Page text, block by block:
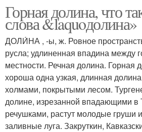
Горная долина, что
слова &laquoдолина»
ДОЛИ́НА , -ы, ж. Ровное
русла; удлиненная впадина между
местности. Речная долина. Горная
хороша одна узкая, длинная
холмами, покрытыми лесом.
долине, изрезанной впадающими в
речушками, растут молодые груши
заливные луга. Закруткин,